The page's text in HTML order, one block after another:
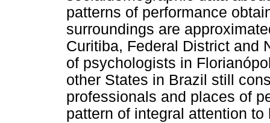
patterns of performance
surroundings are
Curitiba, Federal District and
of psychologists in
other States in Brazil still
professionals and places of
pattern of integral attention to